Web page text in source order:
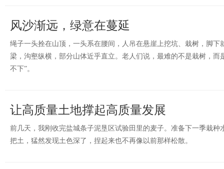
风沙渐远，绿意在蔓延
绳子一头拴在山顶，一头系在腰间，人吊在悬崖上挖坑、栽树，脚
梁，沟壑纵横，部分山体近乎直立。老人们说，最难的不是栽树，而
不下”。
让高质量土地撑起高质量发展
前几天，我刚收完盐城条子泥垦区试验田里的麦子。准备下一季栽种
把土，猛然发现土色深了，捏起来也不再像以前那样松散。